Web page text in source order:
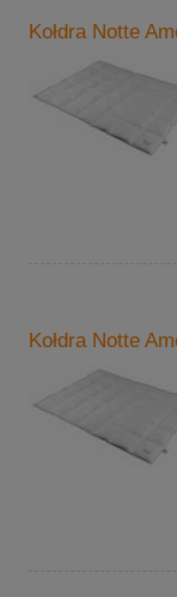
Kołdra Notte
Kołdra Notte